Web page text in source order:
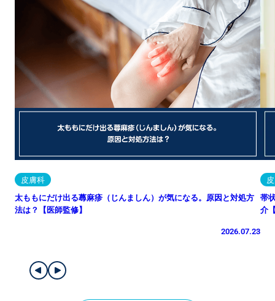
皮膚科
太ももにだけ出る蕁麻疹（じんましん）が気になる。原因と対処方
法は？【医師監修】
2026.07.23
帯
介